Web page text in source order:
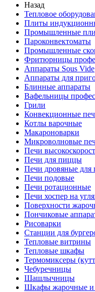
Назад
Тепловое
Плиты
Промышленные
Пароконвектоматы
Промышленные
Фритюрницы
Аппараты Sous Vide
Аппараты для
Блинные аппараты
Вафельницы
Грили
Конвекционные
Котлы варочные
Макароноварки
Микроволновые
Печи
Печи для пиццы
Печи дровяные
Печи подовые
Печи ротационные
Печи хоспер на
Поверхности
Пончиковые
Рисоварки
Станции для
Тепловые витрины
Тепловые шкафы
Термомиксеры
Чебуречницы
Шашлычницы
Шкафы жарочные и